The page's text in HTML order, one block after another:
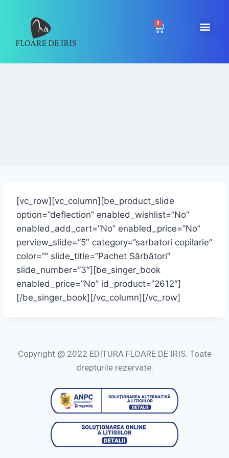
0
[vc_row][vc_column][be_product_slide
option=”deflection” enabled_wishlist=”No”
enabled_add_cart=”No” enabled_price=”No”
perview_slide=”5″ category=”sarbatori copilarie”
color=”” slide_title=”Pachet Sărbători”
slide_number=”3″][be_singer_book
enabled_price=”No” id_product=”2612″]
[/be_singer_book][/vc_column][/vc_row]
Copyright @ 2022 EDITURA FLOARE DE IRIS. Toate
drepturile rezervate.